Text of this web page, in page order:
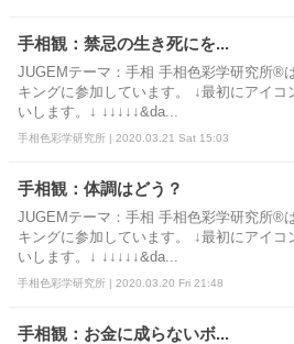
手相観：禁忌の生き死にを...
JUGEMテーマ：手相 手相色彩学研究所®
キングに参加しています。 ↓最初にアイコ
いします。↓ ↓↓↓↓↓&da...
手相色彩学研究所 | 2020.03.21 Sat 15:03
手相観：体調はどう？
JUGEMテーマ：手相 手相色彩学研究所®
キングに参加しています。 ↓最初にアイコ
いします。↓ ↓↓↓↓↓&da...
手相色彩学研究所 | 2020.03.20 Fri 21:48
手相観：お金に成らないボ...